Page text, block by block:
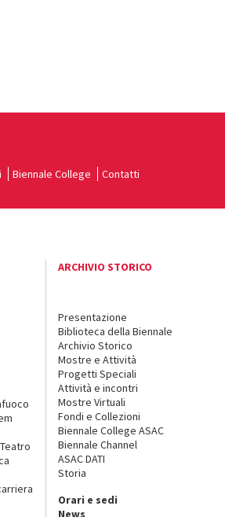
Biennale College Contatti
ARCHIVIO STORICO
Presentazione
Biblioteca della Biennale
Archivio Storico
Mostre e Attività
Progetti Speciali
Attività e incontri
Mostre Virtuali
Fondi e Collezioni
Biennale College ASAC
Biennale Channel
ASAC DATI
Storia
Orari e sedi
News